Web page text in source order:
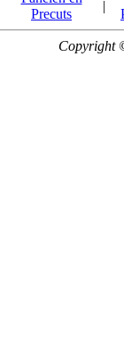
Precuts
|
Copyright